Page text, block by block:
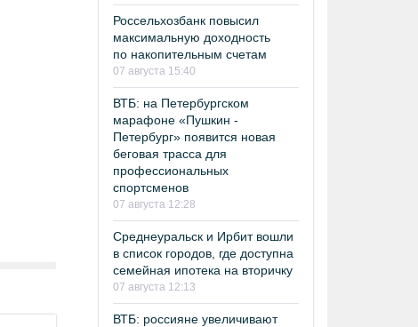
Россельхозбанк повысил
максимальную доходность
по накопительным счетам
07 августа 15:40
ВТБ: на Петербургском
марафоне «Пушкин -
Петербург» появится новая
беговая трасса для
профессиональных
спортсменов
07 августа 12:28
Среднеуральск и Ирбит вошли
в список городов, где доступна
семейная ипотека на вторичку
07 августа 12:13
ВТБ: россияне увеличивают